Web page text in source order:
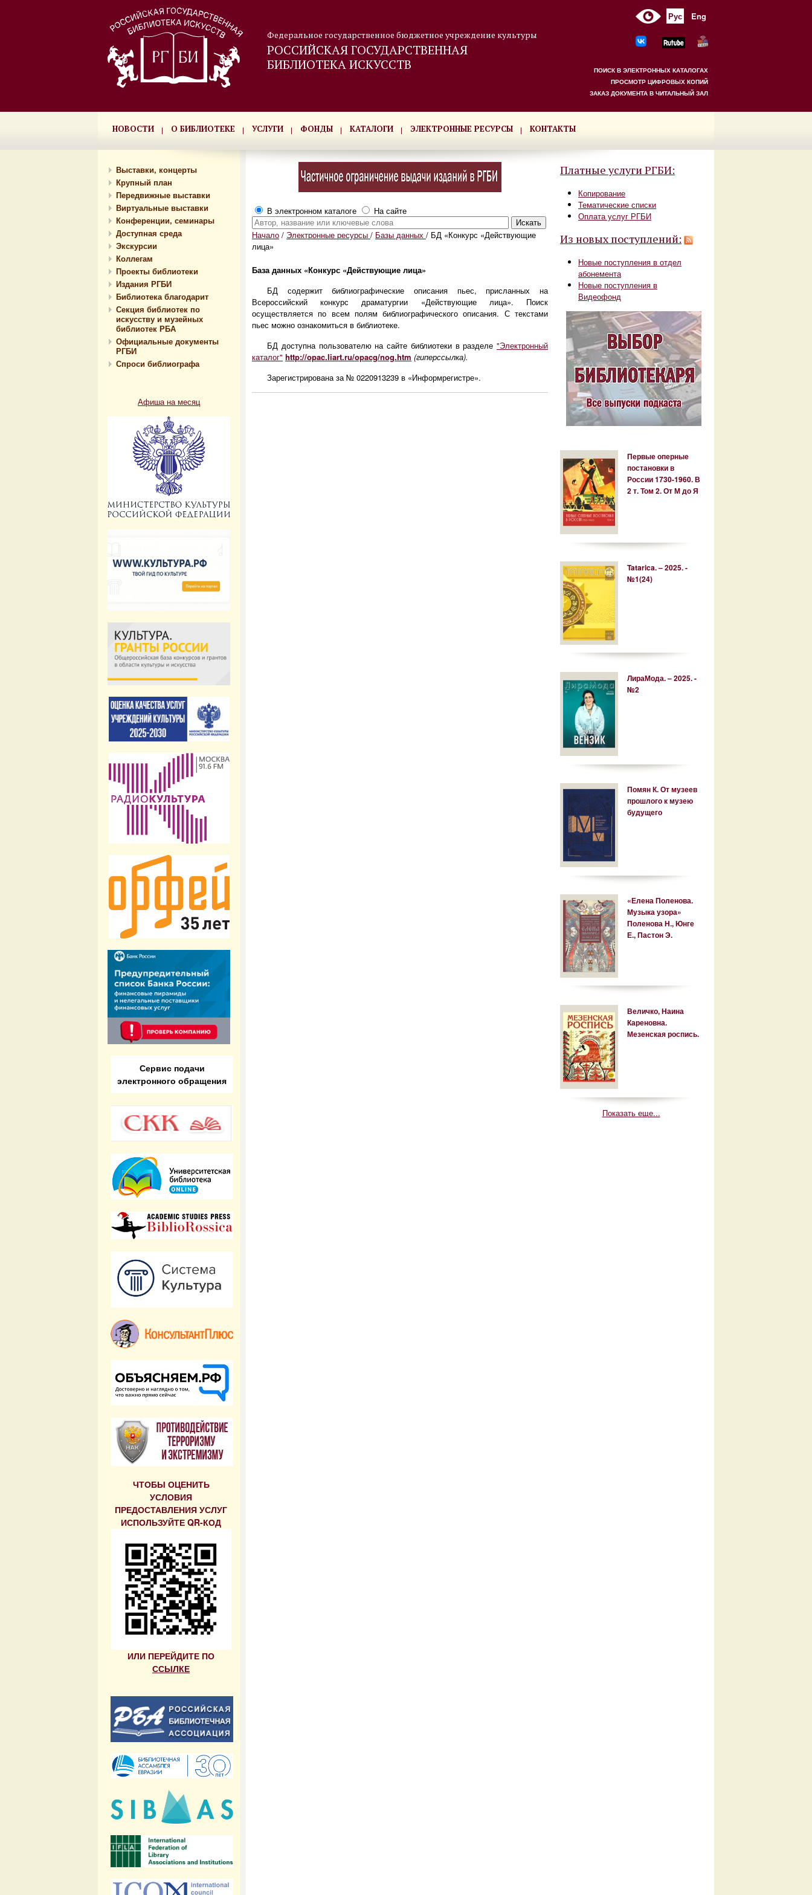
Федеральное государственное бюджетное учреждение культуры
РОССИЙСКАЯ ГОСУДАРСТВЕННАЯ
БИБЛИОТЕКА ИСКУССТВ
Рус Eng
ПОИСК В ЭЛЕКТРОННЫХ КАТАЛОГАХ
ПРОСМОТР ЦИФРОВЫХ КОПИЙ
ЗАКАЗ ДОКУМЕНТА В ЧИТАЛЬНЫЙ ЗАЛ
НОВОСТИ О БИБЛИОТЕКЕ УСЛУГИ ФОНДЫ КАТАЛОГИ ЭЛЕКТРОННЫЕ РЕСУРСЫ КОНТАКТЫ
Выставки, концерты
Крупный план
Передвижные выставки
Виртуальные выставки
Конференции, семинары
Доступная среда
Экскурсии
Коллегам
Проекты библиотеки
Издания РГБИ
Библиотека благодарит
Секция библиотек по
искусству и музейных
библиотек РБА
Официальные документы
РГБИ
Спроси библиографа
Афиша на месяц
Сервис подачи
электронного обращения
ЧТОБЫ ОЦЕНИТЬ
УСЛОВИЯ
ПРЕДОСТАВЛЕНИЯ УСЛУГ
ИСПОЛЬЗУЙТЕ QR-КОД
ИЛИ ПЕРЕЙДИТЕ ПО
ССЫЛКЕ
В электронном каталоге На сайте
Начало / Электронные ресурсы / Базы данных / БД «Конкурс «Действующие
лица»
База данных «Конкурс «Действующие лица»
БД содержит библиографические описания пьес, присланных на
Всероссийский конкурс драматургии «Действующие лица». Поиск
осуществляется по всем полям библиографического описания. С текстами
пьес можно ознакомиться в библиотеке.
БД доступна пользователю на сайте библиотеки в разделе "Электронный
каталог" http://opac.liart.ru/opacg/nog.htm (гиперссылка).
Зарегистрирована за № 0220913239 в «Информрегистре».
Платные услуги РГБИ:
Копирование
Тематические списки
Оплата услуг РГБИ
Из новых поступлений:
Новые поступления в отдел
абонемента
Новые поступления в
Видеофонд
Первые оперные
постановки в
России 1730-1960. В
2 т. Том 2. От М до Я
Tatarica. – 2025. -
№1(24)
ЛираМода. – 2025. -
№2
Помян К. От музеев
прошлого к музею
будущего
«Елена Поленова.
Музыка узора»
Поленова Н., Юнге
Е., Пастон Э.
Величко, Наина
Кареновна.
Мезенская роспись.
Показать еще...